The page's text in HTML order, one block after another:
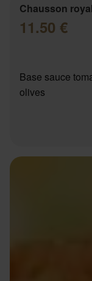
Chausson royal
11.50 €
Base sauce
olives